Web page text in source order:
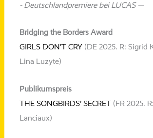
- Deutschlandpremiere bei LUCAS —
Bridging the Borders Award
GIRLS DON’T CRY (DE 2025. R: Sigrid
Lina Luzyte)
Publikumspreis
THE SONGBIRDS’ SECRET (FR 2025.
Lanciaux)